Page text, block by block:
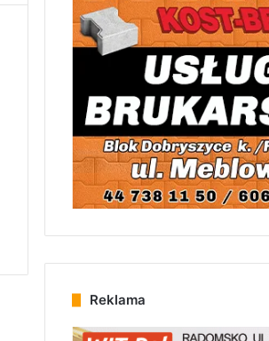
Reklama